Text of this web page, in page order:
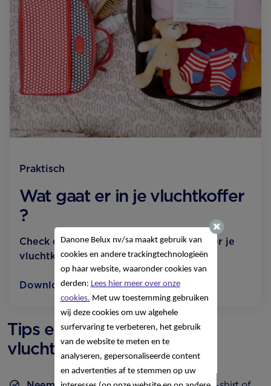
Praktisch
Wat gaat er in je vluchtkoffer
?
Check deze lijst met de must-haves voor je
vluchtkoffer.
Download
Tips en advies voor je
vluchtkoffer
Danone Belux nv/sa maakt gebruik van
cookies en andere trackingtechnologieën
op haar website, waaronder cookies van
derden: Lees hier meer over onze
cookies. Met uw toestemming gebruiken
wij deze cookies om uw algehele
surfervaring te verbeteren, het gebruik
van de website te meten en te
analyseren, gepersonaliseerde content
en advertenties af te stemmen op uw